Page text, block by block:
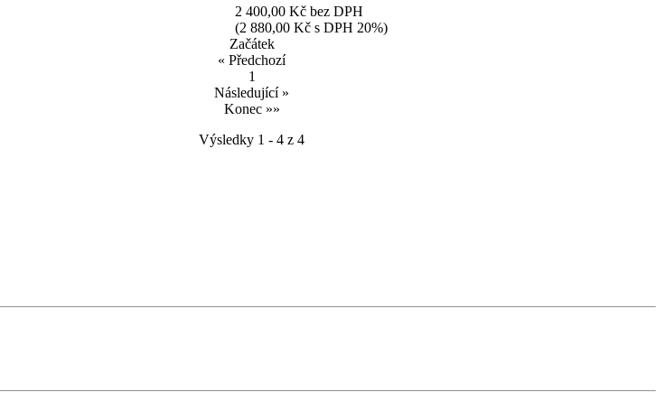
2 400,00 Kč bez DPH
(2 880,00 Kč s DPH 20%)
Začátek
« Předchozí
1
Následující »
Konec »»
Výsledky 1 - 4 z 4